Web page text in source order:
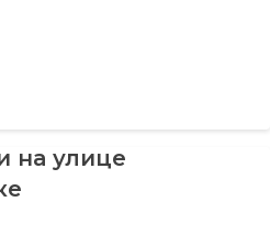
на улице